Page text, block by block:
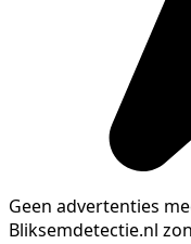
Geen advertenties
Bliksemdetectie.nl